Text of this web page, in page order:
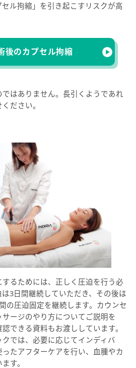
ル拘縮」を引き起こすリスクが高
後のカプセル拘縮
はありません。長引くようであれ
ださい。
るためには、正しく圧迫を行う必
3日間継続していただき、その後は
の圧迫固定を継続します。カウンセ
ージのやり方についてご説明を
できる資料もお渡ししています。
では、必要に応じてインディバ
ったアフターケアを行い、血腫やカ
す。